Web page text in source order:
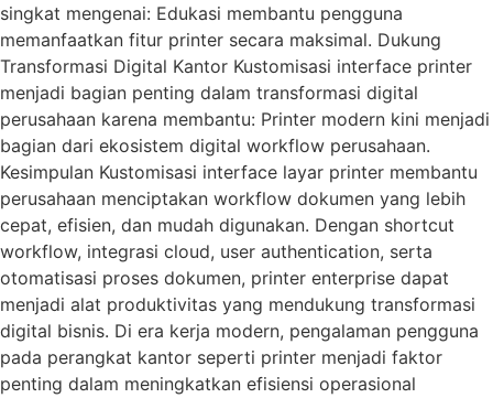
singkat mengenai: Edukasi membantu pengguna
memanfaatkan fitur printer secara maksimal. Dukung
Transformasi Digital Kantor Kustomisasi interface printer
menjadi bagian penting dalam transformasi digital
perusahaan karena membantu: Printer modern kini menjadi
bagian dari ekosistem digital workflow perusahaan.
Kesimpulan Kustomisasi interface layar printer membantu
perusahaan menciptakan workflow dokumen yang lebih
cepat, efisien, dan mudah digunakan. Dengan shortcut
workflow, integrasi cloud, user authentication, serta
otomatisasi proses dokumen, printer enterprise dapat
menjadi alat produktivitas yang mendukung transformasi
digital bisnis. Di era kerja modern, pengalaman pengguna
pada perangkat kantor seperti printer menjadi faktor
penting dalam meningkatkan efisiensi operasional